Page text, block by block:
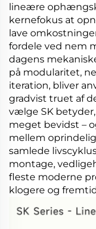
lineære
kernefokus at
lave
fordele ved nem
dagens
på modularitet,
iteration, bliver
gradvist truet af
vælge SK
meget bevidst –
mellem
samlede
montage,
fleste moderne
klogere og